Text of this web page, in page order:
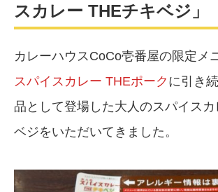
スカレー THEチキベジ」
カレーハウスCoCo壱番屋の限定メ
スパイスカレー THEポーク に引き
品として登場した大人のスパイス
ベジをいただいてきました。